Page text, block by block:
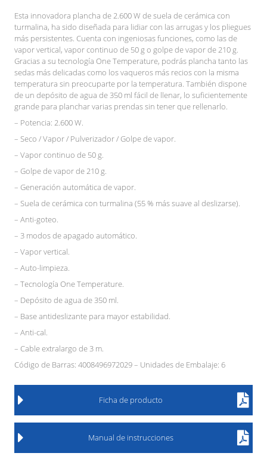
Esta innovadora plancha de 2.600 W de suela de cerámica con
turmalina, ha sido diseñada para lidiar con las arrugas y los pliegues
más persistentes. Cuenta con ingeniosas funciones, como las de
vapor vertical, vapor continuo de 50 g o golpe de vapor de 210 g.
Gracias a su tecnología One Temperature, podrás plancha tanto las
sedas más delicadas como los vaqueros más recios con la misma
temperatura sin preocuparte por la temperatura. También dispone
de un depósito de agua de 350 ml fácil de llenar, lo suficientemente
grande para planchar varias prendas sin tener que rellenarlo.
– Potencia: 2.600 W.
– Seco / Vapor / Pulverizador / Golpe de vapor.
– Vapor continuo de 50 g.
– Golpe de vapor de 210 g.
– Generación automática de vapor.
– Suela de cerámica con turmalina (55 % más suave al deslizarse).
– Anti-goteo.
– 3 modos de apagado automático.
– Vapor vertical.
– Auto-limpieza.
– Tecnología One Temperature.
– Depósito de agua de 350 ml.
– Base antideslizante para mayor estabilidad.
– Anti-cal.
– Cable extralargo de 3 m.
Código de Barras: 4008496972029 – Unidades de Embalaje: 6
Ficha de producto
Manual de instrucciones